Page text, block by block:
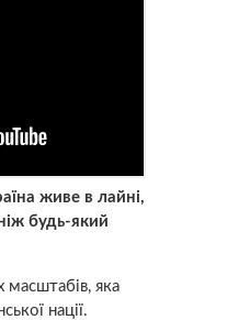
живе в лайні,
будь-який
масштабів, яка
нації.